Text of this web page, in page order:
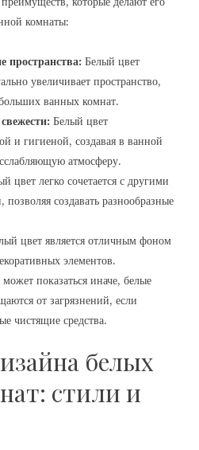
комнаты:
пространства: Белый цвет
увеличивает пространство,
ванных комнат.
Белый цвет
и гигиеной, создавая в ванной
атмосферу.
цвет легко сочетается с другими
создавать разнообразные
цвет является отличным фоном
элементов.
показаться иначе, белые
от загрязнений, если
чистящие средства.
белых
стили и